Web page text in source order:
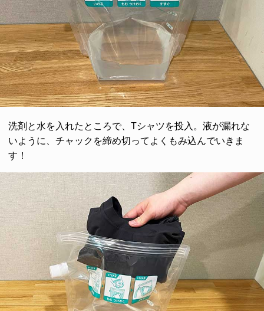
洗剤と水を入れたところで、Tシャツを投入。液が漏れな
いように、チャックを締め切ってよくもみ込んでいきま
す！